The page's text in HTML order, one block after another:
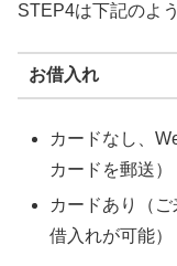
STEP4は下記のよ
お借入れ
カードなし、
カードを郵送）
カードあり（
借入れが可能）